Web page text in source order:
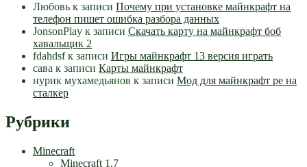
Любовь к записи Почему при установке майнкрафт на
телефон пишет ошибка разбора данных
JonsonPlay к записи Скачать карту на майнкрафт боб
хавальщик 2
fdahdsfк записи Игры майнкрафт 13 версия играть
сава к записи Карты майнкрафт
нурик мухамедьянов к записи Мод для майнкрафт pe на
сталкер
Рубрики
Minecraft
Minecraft 1.7